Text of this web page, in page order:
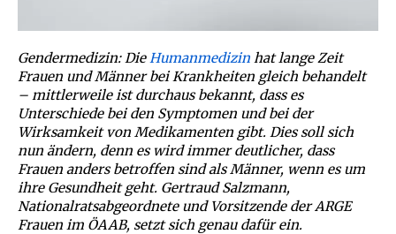
Gendermedizin: DieHumanmedizin hat lange Zeit
Frauen und Männer bei Krankheiten gleich behandelt
– mittlerweile ist durchaus bekannt, dass es
Unterschiede bei den Symptomen und bei der
Wirksamkeit von Medikamenten gibt. Dies soll sich
nun ändern, denn es wird immer deutlicher, dass
Frauen anders betroffen sind als Männer, wenn es um
ihre Gesundheit geht. Gertraud Salzmann,
Nationalratsabgeordnete und Vorsitzende der ARGE
Frauen im ÖAAB, setzt sich genau dafür ein.